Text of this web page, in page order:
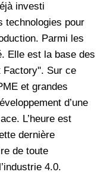
investi
technologies pour
Parmi les
Elle est la base des
Factory''. Sur ce
et grandes
d’une
L’heure est
dernière
de toute
4.0.